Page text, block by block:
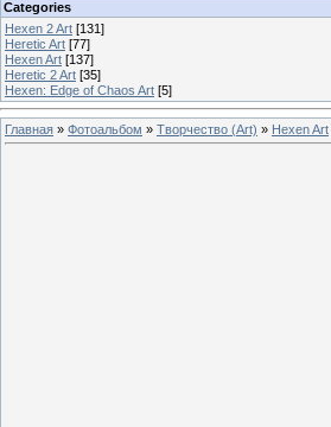
Categories
Hexen 2 Art [131]
Heretic Art [77]
Hexen Art [137]
Heretic 2 Art [35]
Hexen: Edge of Chaos Art [5]
Главная » Фотоальбом » Творчество (Art) » Hexen Art